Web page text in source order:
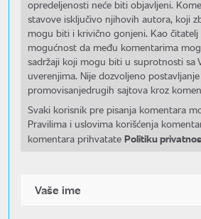
opredeljenosti neće biti objavljeni.
stavove isključivo njihovih autora, koji
mogu biti i krivično gonjeni. Kao
mogućnost da među komentarima
sadržaji koji mogu biti u suprotnosti sa
uverenjima. Nije dozvoljeno
promovisanjedrugih sajtova kroz
Svaki korisnik pre pisanja komentara
Pravilima i uslovima korišćenja
komentara prihvatate Politiku